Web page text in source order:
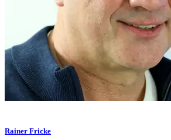
Rainer Fricke